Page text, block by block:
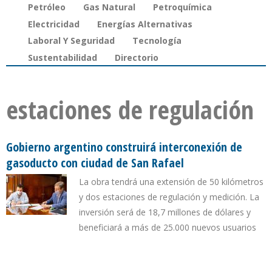
Petróleo Gas Natural
Petroquímica
Electricidad
Energías Alternativas
Laboral Y Seguridad
Tecnología
Sustentabilidad
Directorio
estaciones de regulación
Gobierno argentino construirá interconexión de
gasoducto con ciudad de San Rafael
La obra tendrá una extensión de 50 kilómetros
y dos estaciones de regulación y medición. La
inversión será de 18,7 millones de dólares y
beneficiará a más de 25.000 nuevos usuarios